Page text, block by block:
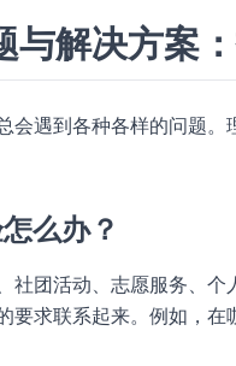
与解决方案
会遇到各种各样的问题
么办？
社团活动、志愿服务、
要求联系起来。例如，在